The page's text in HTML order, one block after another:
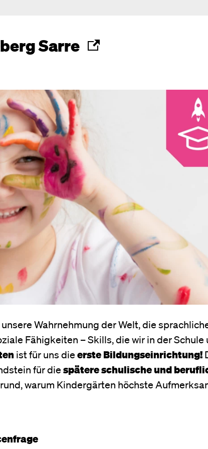
Sarre
Wahrnehmung der Welt, die
Fähigkeiten – Skills, die wir in der Schule
ist für uns dieerste Bildungseinrichtung!
für diespätere schulische und
warum Kindergärten höchste